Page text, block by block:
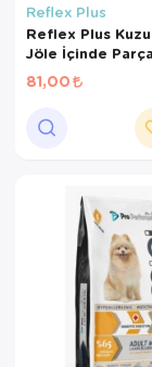
Reflex Plus
Reflex Plus
Jöle İçinde
Konservesi 400
81,00